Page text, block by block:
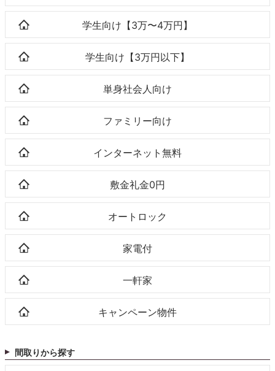
学生向け【3万〜4万円】
学生向け【3万円以下】
単身社会人向け
ファミリー向け
インターネット無料
敷金礼金0円
オートロック
家電付
一軒家
キャンペーン物件
間取りから探す